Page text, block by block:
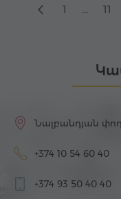
1 ... 11
Նալբանդյան
+374 10 54 60 40
+374 93 50 40 40